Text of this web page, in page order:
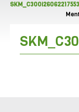
SKM_C300i26062217553